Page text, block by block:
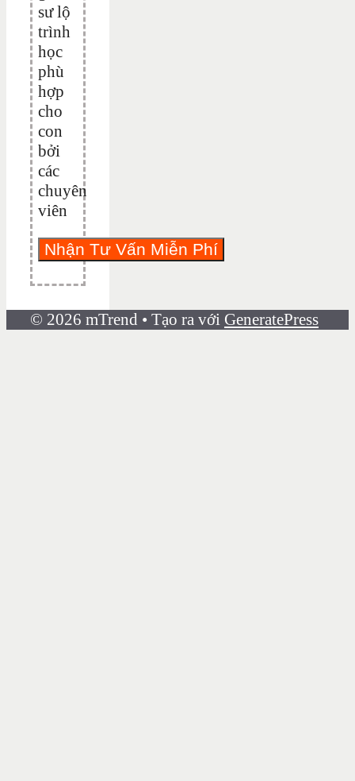
sư lộ
trình
học
phù
hợp
cho
con
bởi
các
chuyên
viên
© 2026 mTrend • Tạo ra với GeneratePress